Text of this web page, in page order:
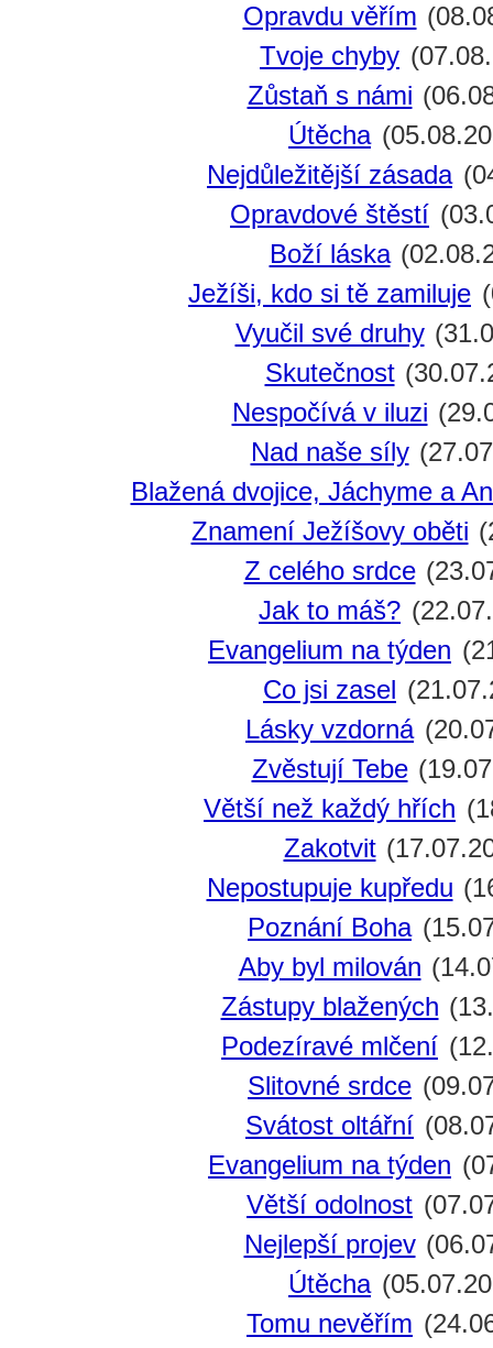
Opravdu věřím
Tvoje chyby
Zůstaň s námi
Útěcha
Nejdůležitější zásada
Opravdové štěstí
Boží láska
Ježíši, kdo si tě zamiluje
Vyučil své druhy
Skutečnost
Nespočívá v iluzi
Nad naše síly
Blažená dvojice, Jáchyme a
Znamení Ježíšovy oběti
Z celého srdce
Jak to máš?
Evangelium na týden
Co jsi zasel
Lásky vzdorná
Zvěstují Tebe
Větší než každý hřích
Zakotvit
Nepostupuje kupředu
Poznání Boha
Aby byl milován
Zástupy blažených
Podezíravé mlčení
Slitovné srdce
Svátost oltářní
Evangelium na týden
Větší odolnost
Nejlepší projev
Útěcha
Tomu nevěřím